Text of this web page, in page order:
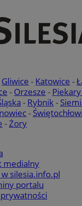
Gliwice - Katowice -
- Orzesze -
- Rybnik-
-
-Żory
medialny
silesia.info.pl
portalu